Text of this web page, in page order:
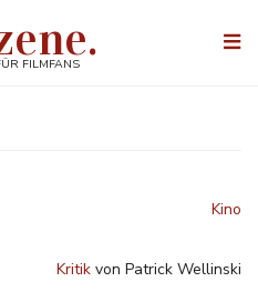
FILMFANS
Kino
Kritik von Patrick Wellinski